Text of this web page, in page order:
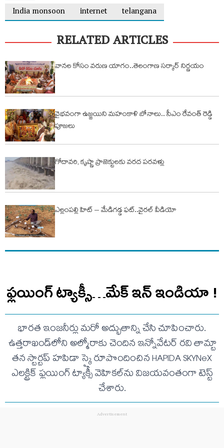
India monsoon
internet telangana
RELATED ARTICLES
వానల కోసం వరుణ యాగం..తెలంగాణ సర్కార్ నిర్ణయం
వైభవంగా ఉజ్జయిని మహంకాళి బోనాలు.. సీఎం రేవంత్ రెడ్డి
పూజలు
గోదావరి, కృష్ణా ప్రాజెక్టులకు వరద పరవళ్లు
ఎల్లంపల్లి హిట్ – మేడిగడ్డ ఫట్..వైరల్ వీడియో
ఫ్లయింగ్ ట్యాక్సీ…మేక్ ఇన్ ఇండియా !
భారత ఇంజనీర్లు మరో అద్భుతాన్ని చేసి చూపించారు.
ఉత్తరాఖండ్‌లోని అల్మోరాకు చెందిన ఇన్నోవేటర్‌ రవి తామ్టా
తన స్టార్టప్‌ హపిడా స్కై రూపొందించిన HAPIDA SKYNeX
ఎలక్ట్రిక్‌ ఫ్లయింగ్‌ ట్యాక్సీ వెహికల్‌ను విజయవంతంగా టెస్ట్‌
చేశారు.